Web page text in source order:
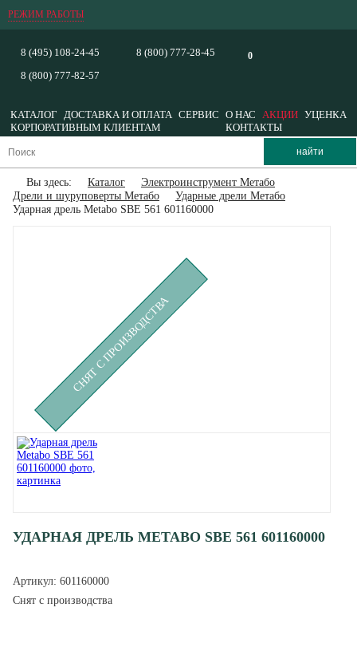
РЕЖИМ РАБОТЫ
0
8 (495) 108-24-45
8 (800) 777-82-57
8 (800) 777-28-45
КАТАЛОГ ДОСТАВКА И ОПЛАТА СЕРВИС О НАС АКЦИИ УЦЕНКА
КОРПОРАТИВНЫМ КЛИЕНТАМ
КОНТАКТЫ
Вы здесь: Каталог
Электроинструмент Метабо
Дрели и шуруповерты Метабо
Ударные дрели Метабо
Ударная дрель Metabo SBE 561 601160000
СНЯТ С ПРОИЗВОДСТВА
УДАРНАЯ ДРЕЛЬ METABO SBE 561 601160000
Артикул: 601160000
Снят с производства